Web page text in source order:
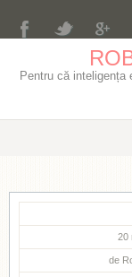
Pentru că inteligența
20
de